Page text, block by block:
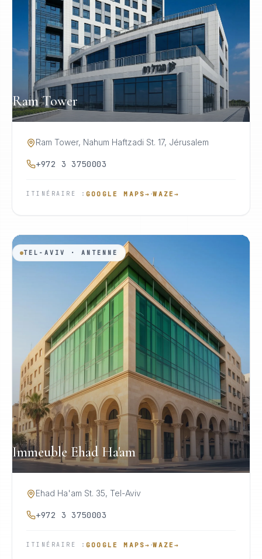
Ram Tower
Ram Tower, Nahum Haftzadi St. 17, Jérusalem
+972 3 3750003
ITINÉRAIRE : GOOGLE MAPS→ ·WAZE→
TEL-AVIV · ANTENNE
Immeuble Ehad Ha'am
Ehad Ha'am St. 35, Tel-Aviv
+972 3 3750003
ITINÉRAIRE : GOOGLE MAPS→ ·WAZE→